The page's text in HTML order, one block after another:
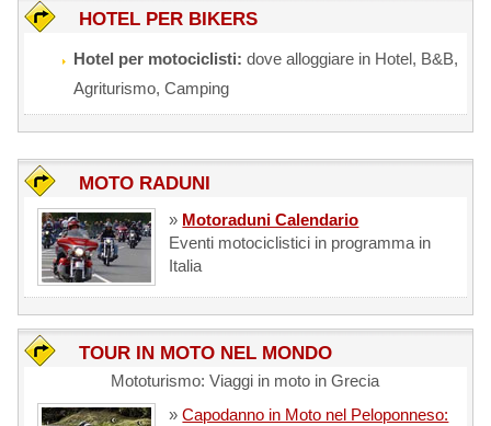
HOTEL PER BIKERS
Hotel per motociclisti: dove alloggiare in Hotel, B&B,
Agriturismo, Camping
MOTO RADUNI
» Motoraduni Calendario
Eventi motociclistici in programma in
Italia
TOUR IN MOTO NEL MONDO
Mototurismo: Viaggi in moto in Grecia
»Capodanno in Moto nel Peloponneso: